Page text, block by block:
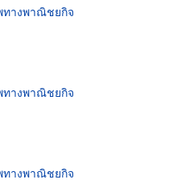
ทางพาณิชยกิจ
ทางพาณิชยกิจ
ทางพาณิชยกิจ